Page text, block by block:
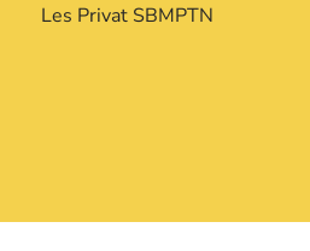
Les Privat SBMPTN